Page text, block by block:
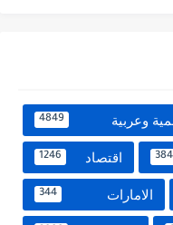
وعربية 4849
384 اقتصاد 1246
الامارات 344